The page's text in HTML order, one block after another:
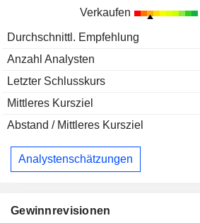
Verkaufen
Durchschnittl. Empfehlung
Anzahl Analysten
Letzter Schlusskurs
Mittleres Kursziel
Abstand / Mittleres Kursziel
Analystenschätzungen
Gewinnrevisionen